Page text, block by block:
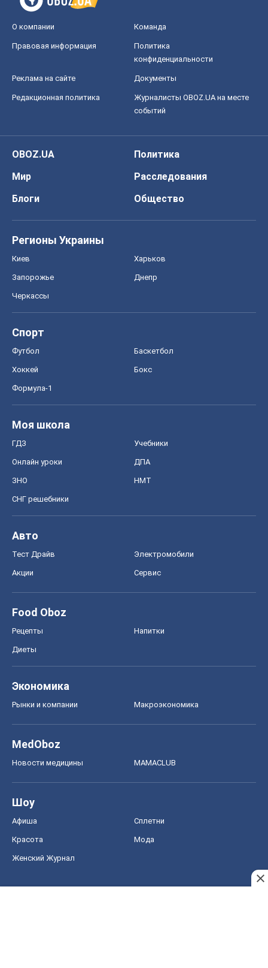
О компании Команда
Правовая информация
Политика
конфиденциальности
Реклама на сайте Документы
Редакционная политика
Журналисты OBOZ.UA на месте
событий
OBOZ.UA
Политика
Мир
Расследования
Блоги
Общество
Регионы Украины
Киев Харьков
Запорожье Днепр
Черкассы
Спорт
Футбол Баскетбол
Хоккей Бокс
Формула-1
Моя школа
ГДЗ Учебники
Онлайн уроки ДПА
ЗНО НМТ
СНГ решебники
Авто
Тест Драйв Электромобили
Акции Сервис
Food Oboz
Рецепты Напитки
Диеты
Экономика
Рынки и компании Mакроэкономика
MedOboz
Новости медицины MAMACLUB
Шоу
Афиша Сплетни
Красота Мода
Женский Журнал